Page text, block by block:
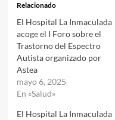
Relacionado
El Hospital La Inmaculada
acoge el I Foro sobre el
Trastorno del Espectro
Autista organizado por
Astea
mayo 6, 2025
En «Salud»
El Hospital La Inmaculada